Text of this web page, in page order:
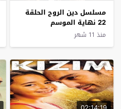
مسلسل دين الروح الحلقة
22 نهاية الموسم
منذ 11 شهر